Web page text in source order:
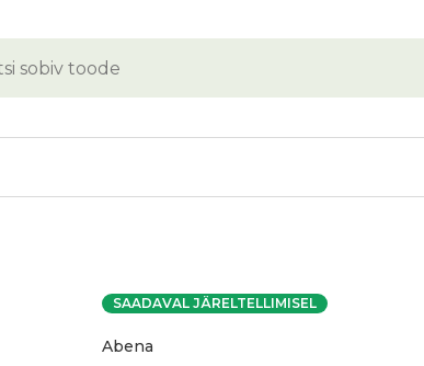
SAADAVAL JÄRELTELLIMISEL
Abena